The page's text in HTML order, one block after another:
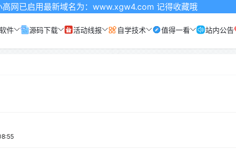
新域名为：www.xgw4.com 记得收藏哦
件 源码下载 活动线报 自学技术 值得一看 站内公告